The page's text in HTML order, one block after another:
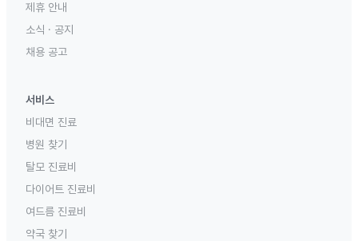
제휴 안내
소식 · 공지
채용 공고
서비스
비대면 진료
병원 찾기
탈모 진료비
다이어트 진료비
여드름 진료비
약국 찾기